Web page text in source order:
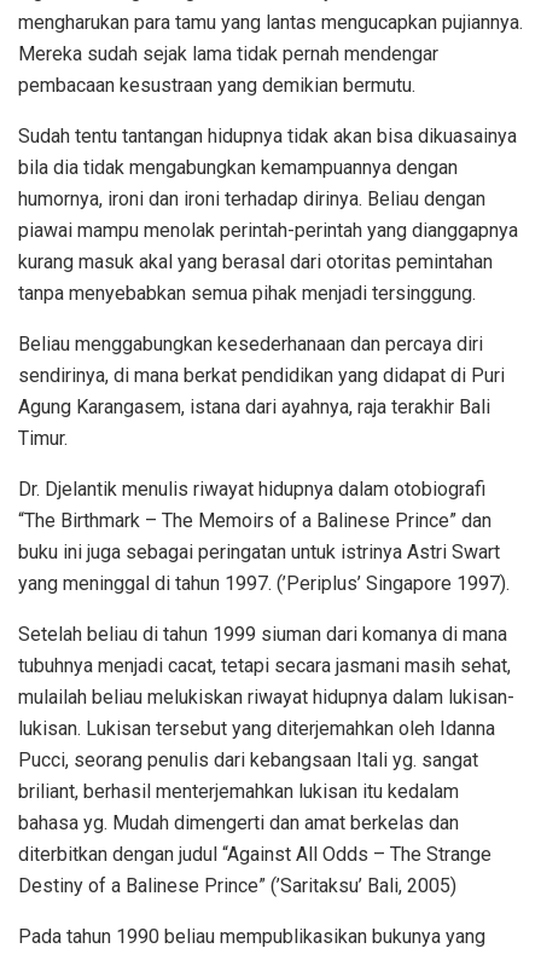
mengharukan para tamu yang lantas mengucapkan pujiannya.
Mereka sudah sejak lama tidak pernah mendengar
pembacaan kesustraan yang demikian bermutu.
Sudah tentu tantangan hidupnya tidak akan bisa dikuasainya
bila dia tidak mengabungkan kemampuannya dengan
humornya, ironi dan ironi terhadap dirinya. Beliau dengan
piawai mampu menolak perintah-perintah yang dianggapnya
kurang masuk akal yang berasal dari otoritas pemintahan
tanpa menyebabkan semua pihak menjadi tersinggung.
Beliau menggabungkan kesederhanaan dan percaya diri
sendirinya, di mana berkat pendidikan yang didapat di Puri
Agung Karangasem, istana dari ayahnya, raja terakhir Bali
Timur.
Dr. Djelantik menulis riwayat hidupnya dalam otobiografi
“The Birthmark – The Memoirs of a Balinese Prince” dan
buku ini juga sebagai peringatan untuk istrinya Astri Swart
yang meninggal di tahun 1997. (’Periplus’ Singapore 1997).
Setelah beliau di tahun 1999 siuman dari komanya di mana
tubuhnya menjadi cacat, tetapi secara jasmani masih sehat,
mulailah beliau melukiskan riwayat hidupnya dalam lukisan-
lukisan. Lukisan tersebut yang diterjemahkan oleh Idanna
Pucci, seorang penulis dari kebangsaan Itali yg. sangat
briliant, berhasil menterjemahkan lukisan itu kedalam
bahasa yg. Mudah dimengerti dan amat berkelas dan
diterbitkan dengan judul “Against All Odds – The Strange
Destiny of a Balinese Prince” (’Saritaksu’ Bali, 2005)
Pada tahun 1990 beliau mempublikasikan bukunya yang